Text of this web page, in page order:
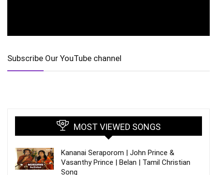
Subscribe Our YouTube channel
MOST VIEWED SONGS
Kananai Seraporom | John Prince &
Vasanthy Prince | Belan | Tamil Christian
Song